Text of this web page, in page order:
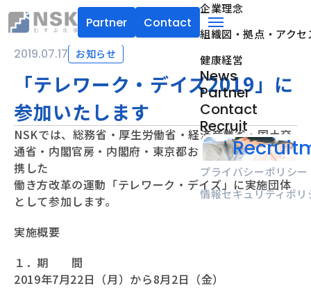
NSK株式会社
Partner Contact
menu
企業理念
組織図・拠点・アクセ
健康経営
News
Partner
Contact
Recruit
プライバシーポリシー
情報セキュリティポリ
2019.07.17 お知らせ
「テレワーク・デイズ2019」に
参加いたします
NSKでは、総務省・厚生労働省・経済産業省・国土交
通省・内閣官房・内閣府・東京都および関係団体と連
携した
働き方改革の運動「テレワーク・デイズ」に実施団体
として参加します。
実施概要
１．期 間
2019年7月22日（月）から8月2日（金）